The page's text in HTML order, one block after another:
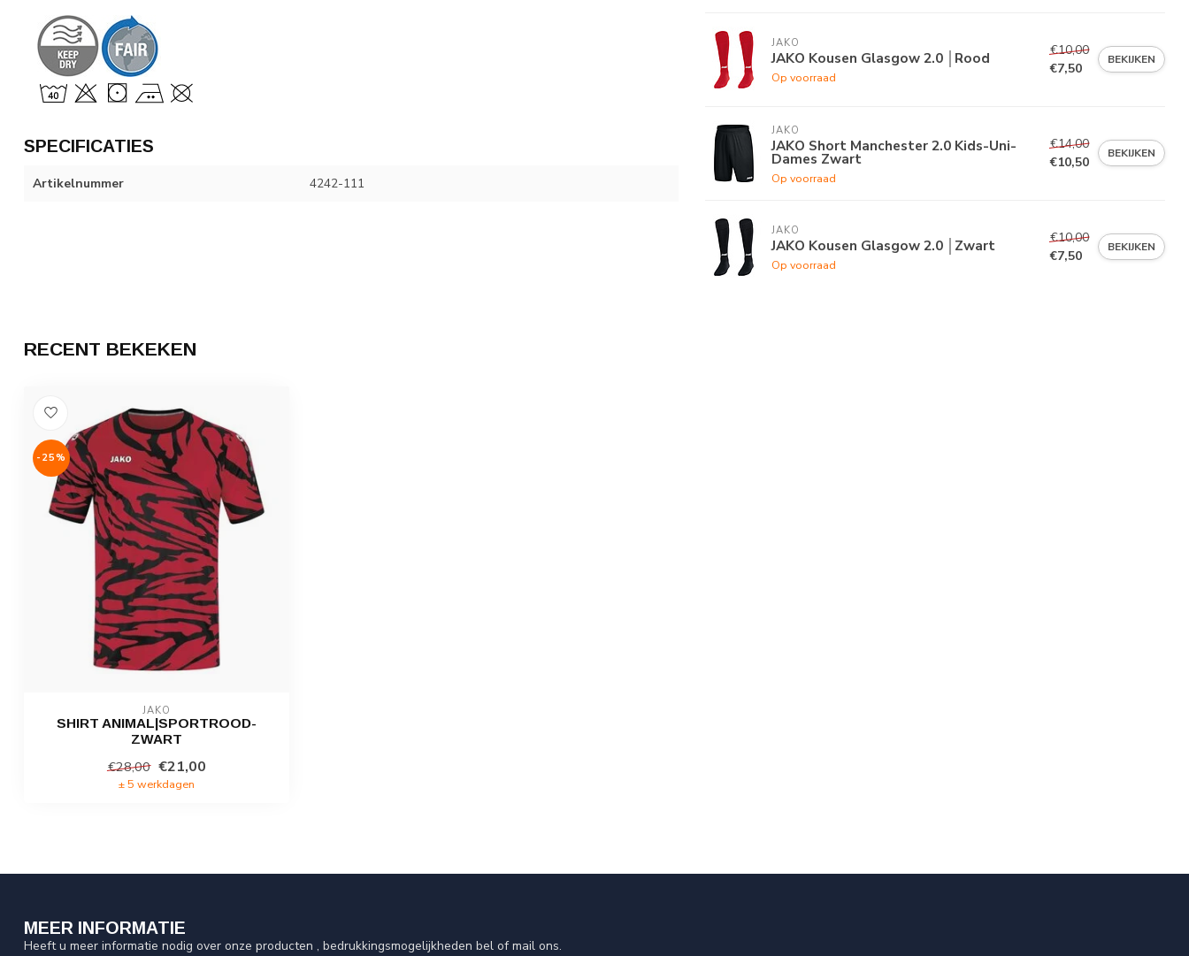
SPECIFICATIES
Artikelnummer 4242-111
JAKO
JAKO Kousen Glasgow 2.0 │Rood
Op voorraad
€10,00
€7,50
BEKIJKEN
JAKO
JAKO Short Manchester 2.0 Kids-Uni-
Dames Zwart
Op voorraad
€14,00
€10,50
BEKIJKEN
JAKO
JAKO Kousen Glasgow 2.0 │Zwart
Op voorraad
€10,00
€7,50
BEKIJKEN
RECENT BEKEKEN
-25%
JAKO
SHIRT ANIMAL|SPORTROOD-
ZWART
€28,00 €21,00
± 5 werkdagen
MEER INFORMATIE
Heeft u meer informatie nodig over onze producten , bedrukkingsmogelijkheden bel of mail ons.